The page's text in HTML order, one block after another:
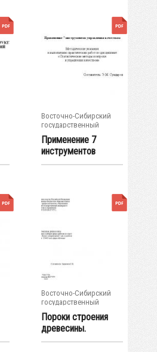
Восточно-Сибирский
государственный
университет...
Применение 7
инструментов
управления
Восточно-Сибирский
государственный
университет...
Пороки строения
древесины.
Методические